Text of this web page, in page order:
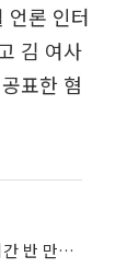
언론 인터
김 여사
표한 혐
윤석열 ‘계엄 정당화 지시’ 종합특검 첫 조사 6시간 반 만에 종료